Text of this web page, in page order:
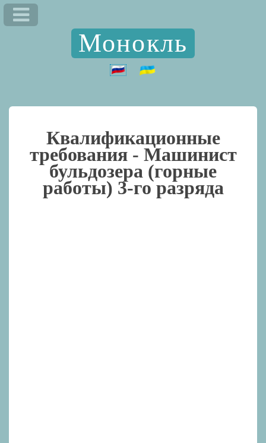
Монокль
Квалификационные
требования - Машинист
бульдозера (горные
работы) 3-го разряда